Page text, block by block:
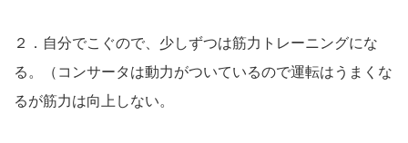
２．自分でこぐので、少しずつは筋力トレーニングにな
る。（コンサータは動力がついているので運転はうまくな
るが筋力は向上しない。